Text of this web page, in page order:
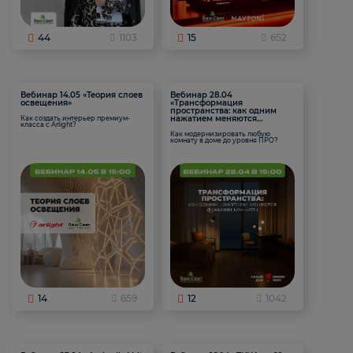
44 1103 15 652
Вебинар 14.05 «Теория слоев
освещения»
Как создать интерьер премиум-
класса с Arlight?
14 659
Вебинар 28.04
«Трансформация
пространства: как одним
нажатием меняются
Как модернизировать любую
комнату в доме до уровня ПРО?
12 1042